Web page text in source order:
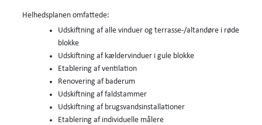
Helhedsplanen omfattede:
Udskiftning af alle vinduer og terrasse-/altandøre i røde
blokke
Udskiftning af kældervinduer i gule blokke
Etablering af ventilation
Renovering af baderum
Udskiftning af faldstammer
Udskiftning af brugsvandsinstallationer
Etablering af individuelle målere